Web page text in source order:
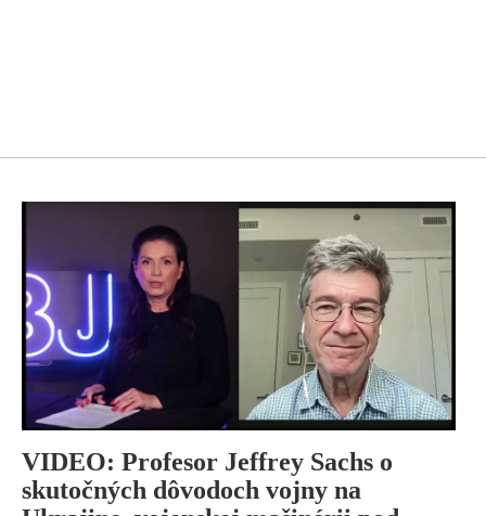
VIDEO: Profesor Jeffrey Sachs o
skutočných dôvodoch vojny na